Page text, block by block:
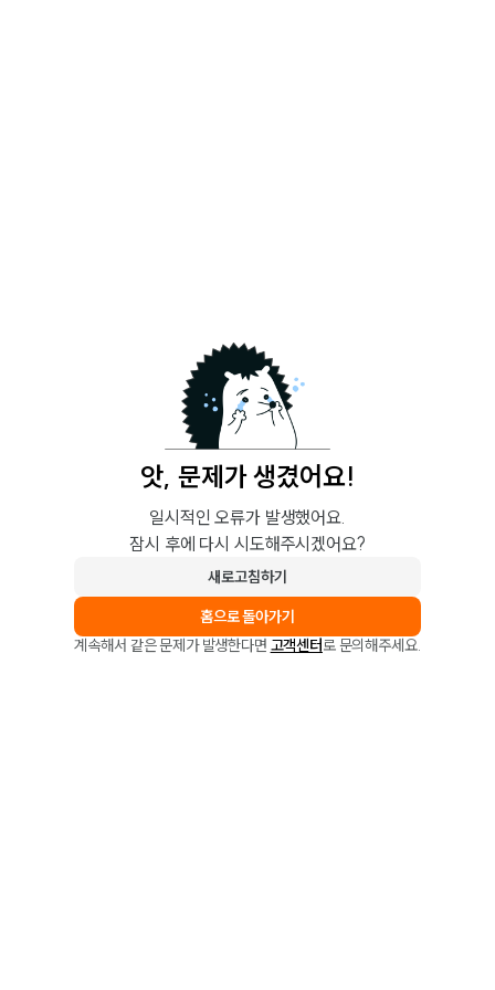
앗, 문제가 생겼어요!
일시적인 오류가 발생했어요.
잠시 후에 다시 시도해주시겠어요?
새로고침하기
홈으로 돌아가기
계속해서 같은 문제가 발생한다면 고객센터로 문의해주세요.